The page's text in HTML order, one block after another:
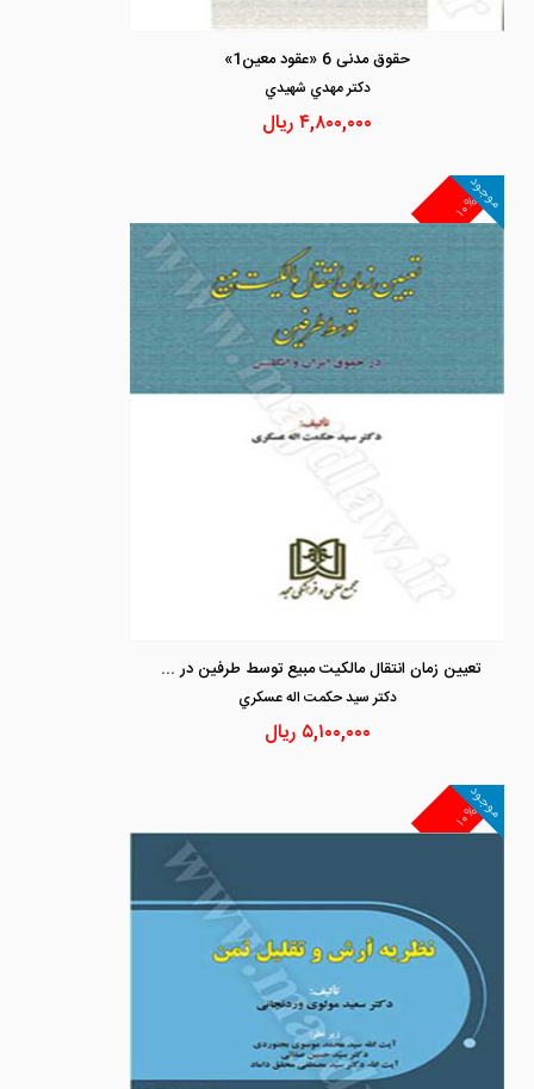
حقوق مدنی 6 «عقود معین1»
دكتر مهدي شهيدي
۴,۸۰۰,۰۰۰ریال
۱۰%
موجود
تعیین زمان انتقال مالکیت مبیع توسط طرفین در حقوق ایران و انگلیس
دكتر سيد حكمت اله عسكري
۵,۱۰۰,۰۰۰ ریال
۱۰%
موجود